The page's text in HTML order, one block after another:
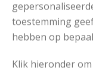
toestemming
hebben op
Klik hieronder